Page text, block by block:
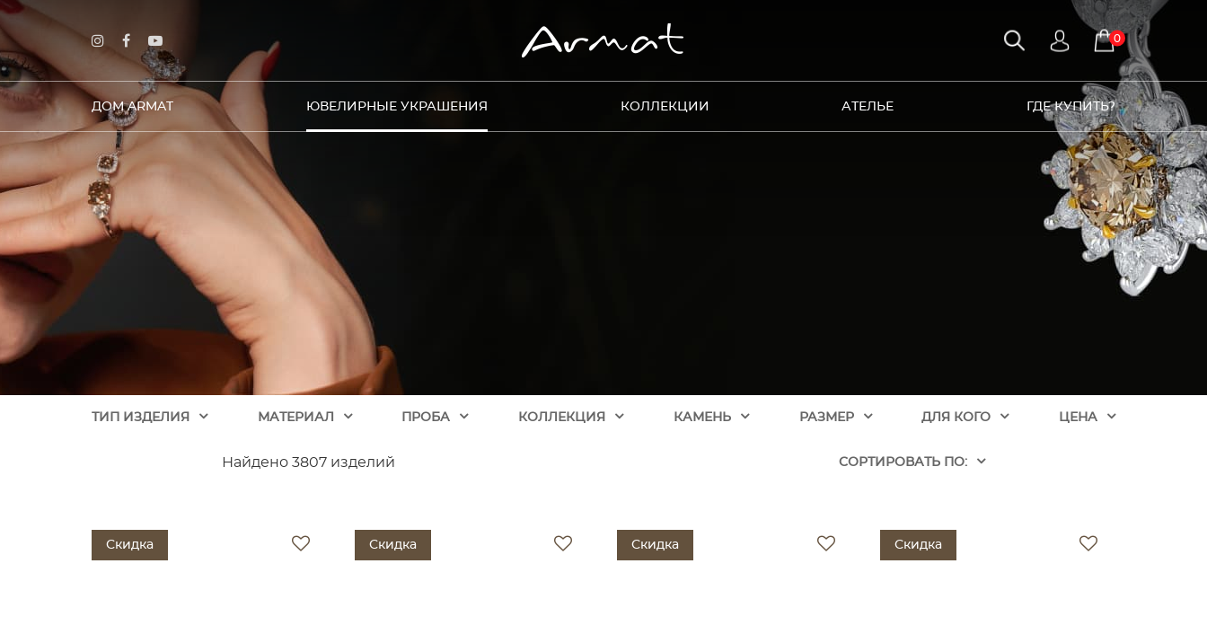
0
ДОМ ARMAT ЮВЕЛИРНЫЕ УКРАШЕНИЯ КОЛЛЕКЦИИ АТЕЛЬЕ ГДЕ КУПИТЬ?
ТИП ИЗДЕЛИЯ МАТЕРИАЛ ПРОБА КОЛЛЕКЦИЯ КАМЕНЬ РАЗМЕР ДЛЯ КОГО ЦЕНА
Найдено 3807 изделий CОРТИРОВАТЬ ПО:
Скидка Скидка Скидка Скидка